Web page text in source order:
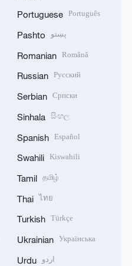
Portuguese Português
Pashto پښتو
Romanian Română
Russian Русский
Serbian Српски
Sinhala සිංහල
Spanish Español
Swahili Kiswahili
Tamil தமிழ்
Thai ไทย
Turkish Türkçe
Ukrainian Українська
Urdu اردو